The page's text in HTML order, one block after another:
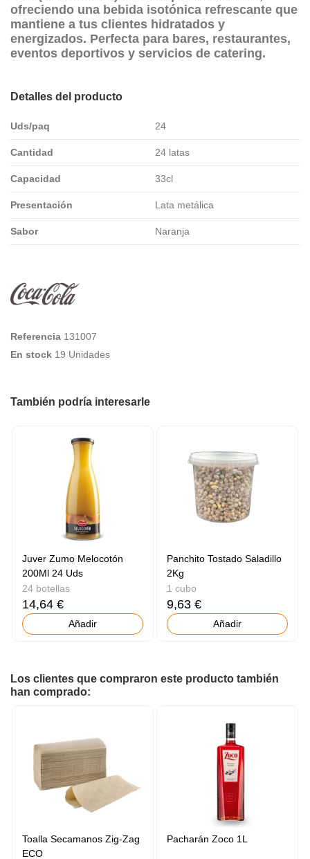
ofreciendo una bebida isotónica refrescante que
mantiene a tus clientes hidratados y
energizados. Perfecta para bares, restaurantes,
eventos deportivos y servicios de catering.
Detalles del producto
Uds/paq 24
Cantidad 24 latas
Capacidad 33cl
Presentación Lata metálica
Sabor Naranja
Referencia 131007
En stock 19 Unidades
También podría interesarle
Juver Zumo Melocotón
200Ml 24 Uds
24 botellas
14,64 €
Añadir
Panchito Tostado Saladillo
2Kg
1 cubo
9,63 €
Añadir
Los clientes que compraron este producto también
han comprado:
Toalla Secamanos Zig-Zag
ECO
Pacharán Zoco 1L